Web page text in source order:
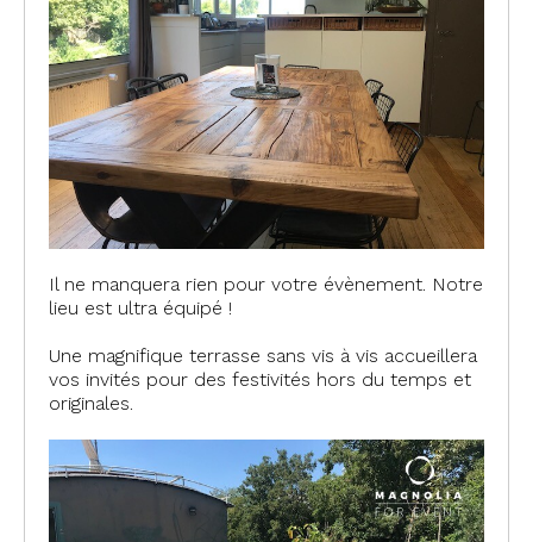
Il ne manquera rien pour votre évènement. Notre
lieu est ultra équipé !
Une magnifique terrasse sans vis à vis accueillera
vos invités pour des festivités hors du temps et
originales.